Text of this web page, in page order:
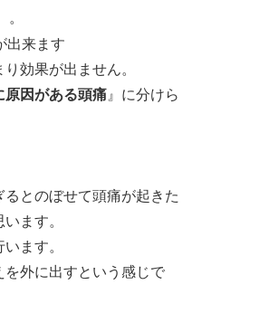
。
出来ます
効果が出ません。
原因がある頭痛 』 に分けら
とのぼせて頭痛が起きた
ます。
ます。
外に出すという感じで